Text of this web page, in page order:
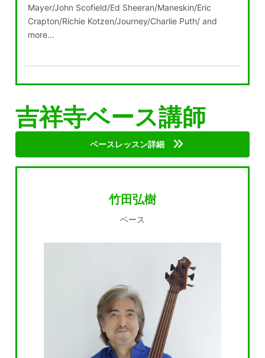
Mayer/John Scofield/Ed Sheeran/Maneskin/Eric
Crapton/Richie Kotzen/Journey/Charlie Puth/ and
more…
吉祥寺ベース講師
ベースレッスン詳細
竹田弘樹
ベース